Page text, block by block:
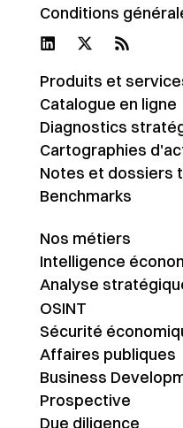
Conditions
Produits et
Catalogue en ligne
Diagnostics
Cartographies
Notes et dossiers
Benchmarks
Nos métiers
Intelligence
Analyse
OSINT
Sécurité
Affaires publiques
Business
Prospective
Due diligence